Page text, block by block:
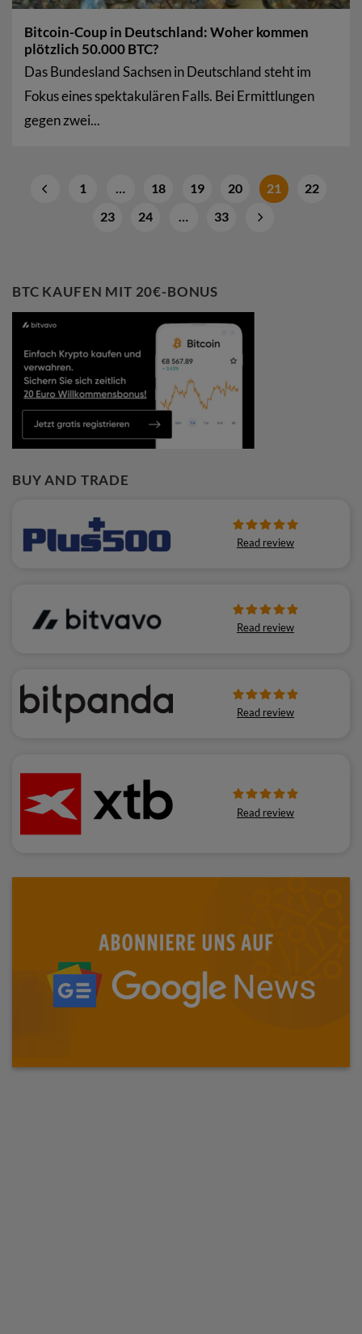
Bitcoin-Coup in Deutschland: Woher kommen
plötzlich 50.000 BTC?
Das Bundesland Sachsen in Deutschland steht im
Fokus eines spektakulären Falls. Bei Ermittlungen
gegen zwei...
1 … 18 19 20 21
22
23
24 … 33
BTC KAUFEN MIT 20€-BONUS
BUY AND TRADE
Read review
Read review
Read review
Read review